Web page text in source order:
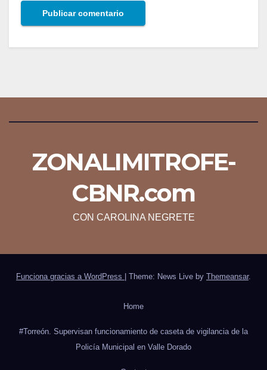
ZONALIMITROFE-
CBNR.com
CON CAROLINA NEGRETE
Funciona gracias a WordPress Theme: News Live by Themeansar.
Home
#Torreón. Supervisan funcionamiento de caseta de vigilancia de la
Policía Municipal en Valle Dorado